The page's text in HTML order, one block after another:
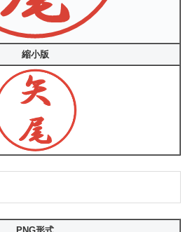
縮小版